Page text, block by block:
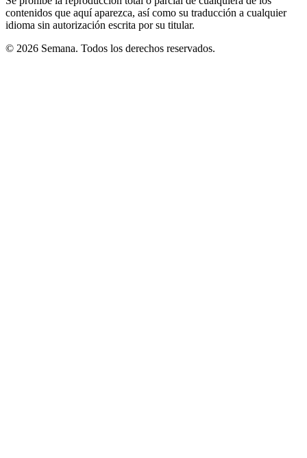
contenidos que aquí aparezca, así como su traducción a cualquier
idioma sin autorización escrita por su titular.
© 2026 Semana. Todos los derechos reservados.